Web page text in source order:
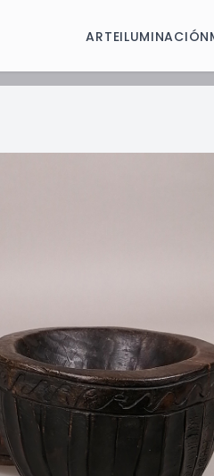
ARTEILUMINACIÓN